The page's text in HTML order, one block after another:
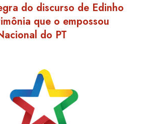
do discurso de Edinho
que o empossou
do PT